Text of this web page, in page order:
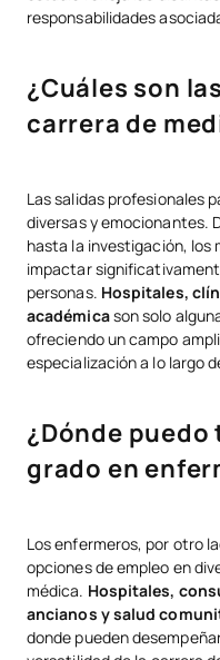
responsabilidades
¿Cuáles son
carrera de
Las salidas profesionales
diversas y emocionantes.
hasta la investigación, los
impactar
personas. Hospitales,
académicason solo
ofreciendo un campo
especialización a lo largo
¿Dónde
grado en
Los enfermeros, por otro
opciones de empleo en
médica. Hospitales,
ancianos y salud
donde pueden